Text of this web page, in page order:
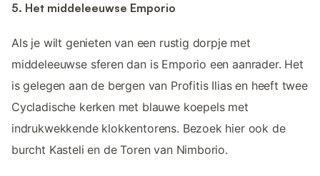
5. Het middeleeuwse Emporio
Als je wilt genieten van een rustig dorpje met
middeleeuwse sferen dan is Emporio een aanrader. Het
is gelegen aan de bergen van Profitis Ilias en heeft twee
Cycladische kerken met blauwe koepels met
indrukwekkende klokkentorens. Bezoek hier ook de
burcht Kasteli en de Toren van Nimborio.